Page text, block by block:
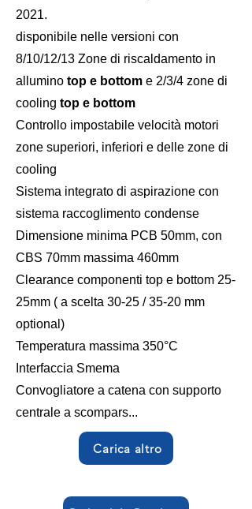
2021.
disponibile nelle versioni con
8/10/12/13 Zone di riscaldamento in
allumino top e bottom e 2/3/4 zone di
cooling top e bottom
Controllo impostabile velocità motori
zone superiori, inferiori e delle zone di
cooling
Sistema integrato di aspirazione con
sistema raccoglimento condense
Dimensione minima PCB 50mm, con
CBS 70mm massima 460mm
Clearance componenti top e bottom 25-
25mm ( a scelta 30-25 / 35-20 mm
optional)
Temperatura massima 350°C
Interfaccia Smema
Convogliatore a catena con supporto
centrale a scompars...
Carica altro